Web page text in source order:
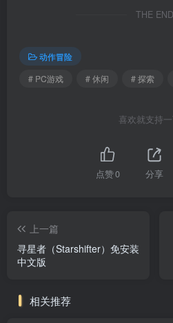
THE END
动作冒险
# PC游戏
# 休闲 # 探索
喜欢就支持
点赞0 分享
上一篇
寻星者（Starshifter）免安装
中文版
相关推荐